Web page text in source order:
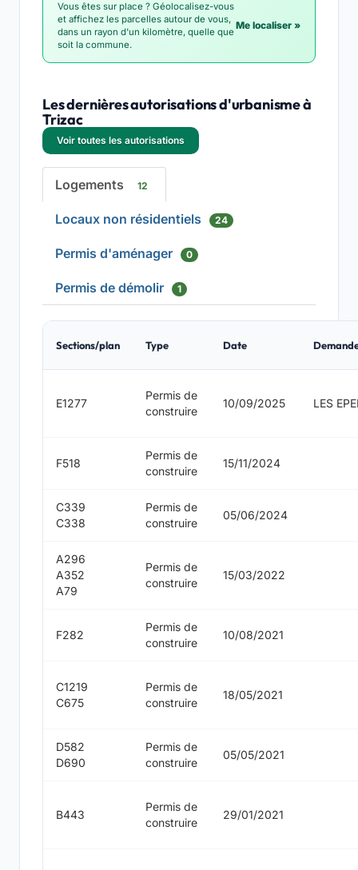
Vous êtes sur place ? Géolocalisez-vous
et affichez les parcelles autour de vous,
dans un rayon d'un kilomètre, quelle que
soit la commune.
Me localiser »
Les dernières autorisations d'urbanisme à
Trizac
Voir toutes les autorisations
Logements 12
Locaux non résidentiels 24
Permis d'aménager 0
Permis de démolir 1
Sections/plan Type Date
E1277
Permis de
construire
10/09/2025 LES
F518
Permis de
construire
15/11/2024
C339
C338
Permis de
construire
05/06/2024
A296
A352
A79
Permis de
construire
15/03/2022
F282
Permis de
construire
10/08/2021
C1219
C675
Permis de
construire
18/05/2021
D582
D690
Permis de
construire
05/05/2021
B443
Permis de
construire
29/01/2021